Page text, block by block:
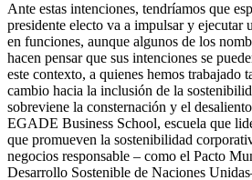
Ante estas intenciones, tendríamos que
presidente electo va a impulsar y ejecutar
en funciones, aunque algunos de los
hacen pensar que sus intenciones se
este contexto, a quienes hemos trabajado
cambio hacia la inclusión de la
sobreviene la consternación y el
EGADE Business School, escuela que
que promueven la sostenibilidad
negocios responsable – como el Pacto
Desarrollo Sostenible de Naciones